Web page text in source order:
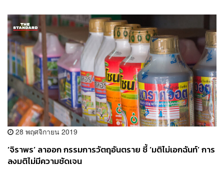
28 พฤศจิกายน 2019
‘จิราพร’ ลาออก กรรมการวัตถุอันตราย ชี้ ‘มติไม่เอกฉันท์’ การ
ลงมติไม่มีความชัดเจน